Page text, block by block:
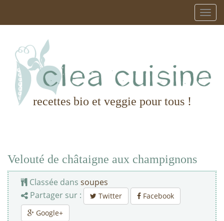
recettes bio et veggie pour tous !
Velouté de châtaigne aux champignons
Classée dans soupes
Partager sur :
Twitter
Facebook
Google+